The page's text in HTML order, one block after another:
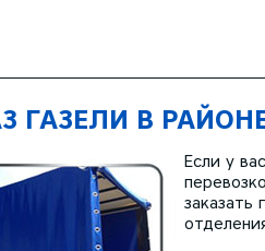
ГАЗЕЛИ В
Если у
заказать